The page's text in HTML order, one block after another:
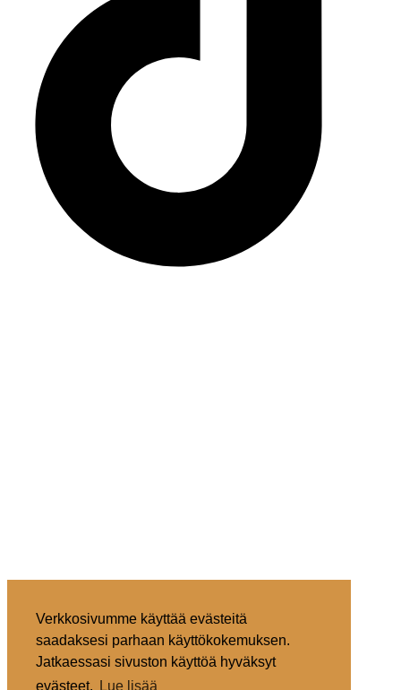
Verkkosivumme käyttää evästeitä
saadaksesi parhaan käyttökokemuksen.
Jatkaessasi sivuston käyttöä hyväksyt
evästeet.
Lue lisää